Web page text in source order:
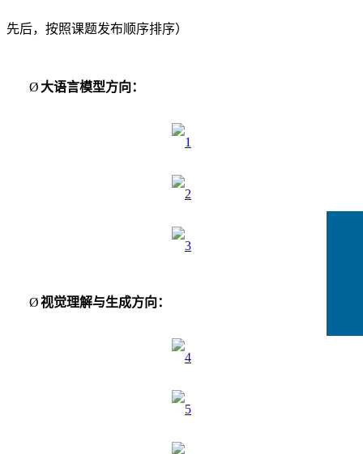
先后，按照课题发布顺序排序）
Ø 大语言模型方向：
Ø视觉理解与生成方向：